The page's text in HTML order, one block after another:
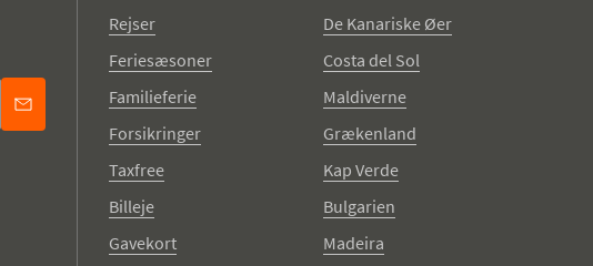
Rejser
Feriesæsoner
Familieferie
Forsikringer
Taxfree
Billeje
Gavekort
De Kanariske Øer
Costa del Sol
Maldiverne
Grækenland
Kap Verde
Bulgarien
Madeira